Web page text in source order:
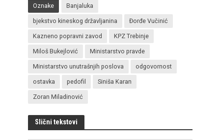
Oznake Banjaluka
bjekstvo kineskog državljanina Đorđe Vučinić
Kazneno popravni zavod KPZ Trebinje
Miloš Bukejlović Ministarstvo pravde
Ministarstvo unutrašnjih poslova odgovornost
ostavka pedofil Siniša Karan
Zoran Miladinović
Slični tekstovi